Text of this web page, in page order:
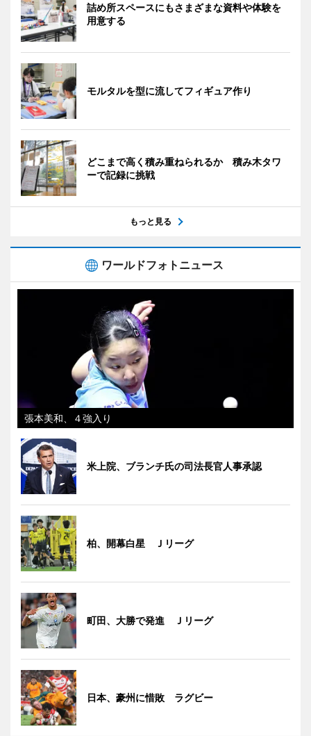
詰め所スペースにもさまざまな資料や体験を
用意する
モルタルを型に流してフィギュア作り
どこまで高く積み重ねられるか 積み木タワ
ーで記録に挑戦
もっと見る
ワールドフォトニュース
張本美和、４強入り
米上院、ブランチ氏の司法長官人事承認
柏、開幕白星 Ｊリーグ
町田、大勝で発進 Ｊリーグ
日本、豪州に惜敗 ラグビー